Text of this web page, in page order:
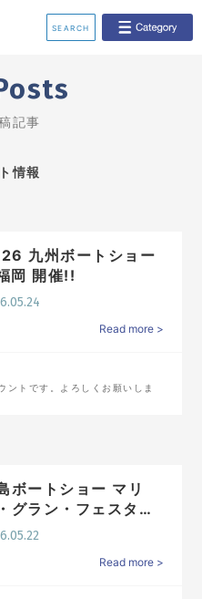
SEARCH
記事
情報
九州ボートショー
岡 開催!!
Read more >
ントです。よろしくお願いしま
ボートショー マリ
グラン・フェスタ
開催
Read more >